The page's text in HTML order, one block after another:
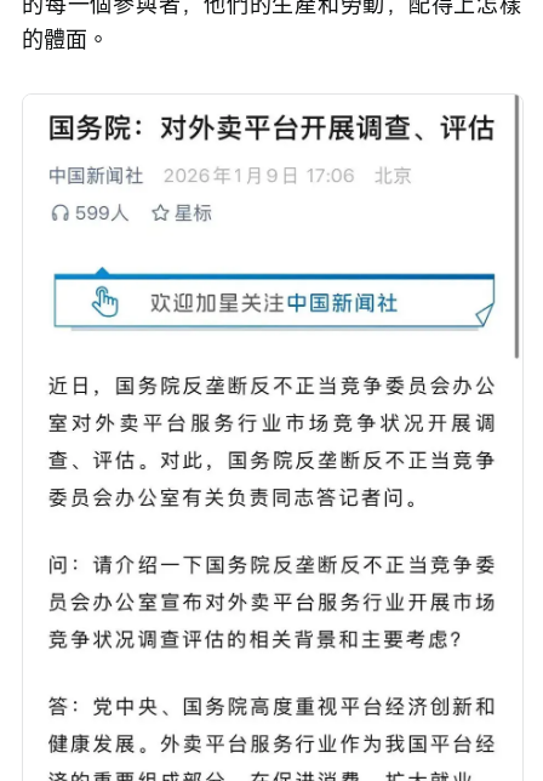
的體面。